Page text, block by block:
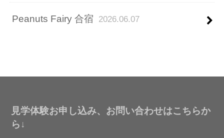
Peanuts Fairy 合宿 2026.06.07
見学体験お申し込み、お問い合わせはこちらか
ら↓